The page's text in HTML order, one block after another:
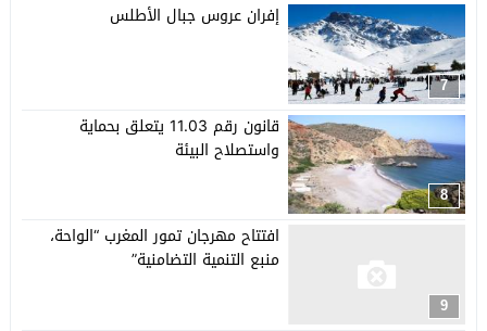
7
إفران عروس جبال الأطلس
8
قانون رقم 11.03 يتعلق بحماية
واستصلاح البيئة
9
افتتاح مهرجان تمور المغرب “الواحة،
منبع التنمية التضامنية”